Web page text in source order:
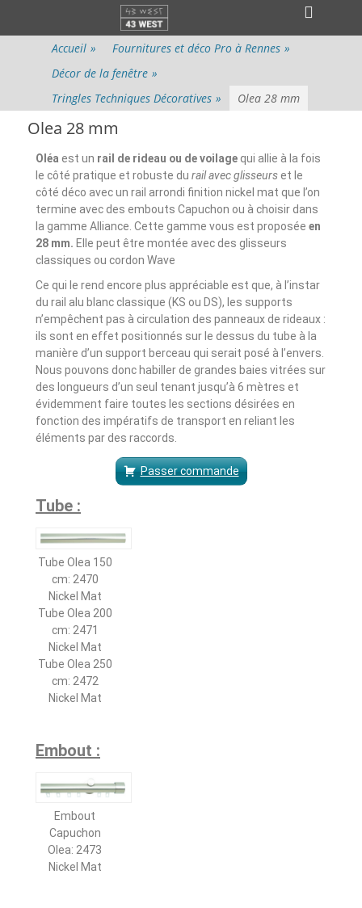
Menu principal
Accueil » Fournitures et déco Pro à Rennes »
Décor de la fenêtre »
Tringles Techniques Décoratives » Olea 28 mm
Olea 28 mm
Oléa est un rail de rideau ou de voilage qui allie à la fois
le côté pratique et robuste du rail avec glisseurs et le
côté déco avec un rail arrondi finition nickel mat que l’on
termine avec des embouts Capuchon ou à choisir dans
la gamme Alliance. Cette gamme vous est proposée en
28 mm. Elle peut être montée avec des glisseurs
classiques ou cordon Wave
Ce qui le rend encore plus appréciable est que, à l’instar
du rail alu blanc classique (KS ou DS), les supports
n’empêchent pas à circulation des panneaux de rideaux :
ils sont en effet positionnés sur le dessus du tube à la
manière d’un support berceau qui serait posé à l’envers.
Nous pouvons donc habiller de grandes baies vitrées sur
des longueurs d’un seul tenant jusqu’à 6 mètres et
évidemment faire toutes les sections désirées en
fonction des impératifs de transport en reliant les
éléments par des raccords.
Passer commande
Tube :
Tube Olea 150
cm: 2470
Nickel Mat
Tube Olea 200
cm: 2471
Nickel Mat
Tube Olea 250
cm: 2472
Nickel Mat
Embout :
Embout
Capuchon
Olea: 2473
Nickel Mat